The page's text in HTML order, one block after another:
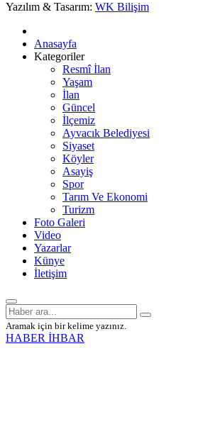
Yazılım & Tasarım: WK Bilişim
Anasayfa
Kategoriler
Resmî İlan
Yaşam
İlan
Güncel
İlçemiz
Ayvacık Belediyesi
Siyaset
Köyler
Asayiş
Spor
Tarım Ve Ekonomi
Turizm
Foto Galeri
Video
Yazarlar
Künye
İletişim
Aramak için bir kelime yazınız.
HABER İHBAR